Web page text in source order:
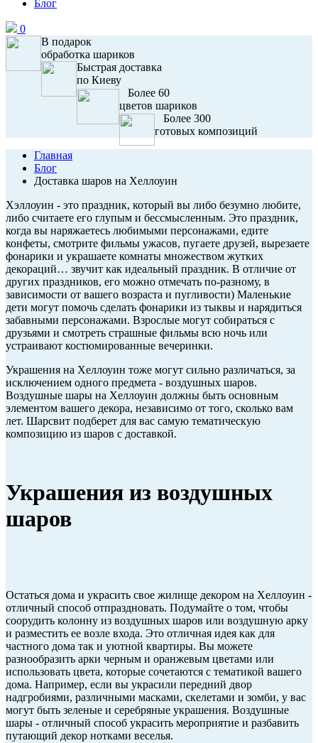
Блог
0
В подарок
обработка шариков
Быстрая доставка
по Киеву
Более 60
цветов шариков
Более 300
готовых композиций
Главная
Блог
Доставка шаров на Хеллоуин
Хэллоуин - это праздник, который вы либо безумно любите,
либо считаете его глупым и бессмысленным. Это праздник,
когда вы наряжаетесь любимыми персонажами, едите
конфеты, смотрите фильмы ужасов, пугаете друзей, вырезаете
фонарики и украшаете комнаты множеством жутких
декораций… звучит как идеальный праздник. В отличие от
других праздников, его можно отмечать по-разному, в
зависимости от вашего возраста и пугливости) Маленькие
дети могут помочь сделать фонарики из тыквы и нарядиться
забавными персонажами. Взрослые могут собираться с
друзьями и смотреть страшные фильмы всю ночь или
устраивают костюмированные вечеринки.
Украшения на Хеллоуин тоже могут сильно различаться, за
исключением одного предмета - воздушных шаров.
Воздушные шары на Хеллоуин должны быть основным
элементом вашего декора, независимо от того, сколько вам
лет. Шарсвит подберет для вас самую тематическую
композицию из шаров с доставкой.
Украшения из воздушных
шаров
Остаться дома и украсить свое жилище декором на Хеллоуин -
отличный способ отпраздновать. Подумайте о том, чтобы
соорудить колонну из воздушных шаров или воздушную арку
и разместить ее возле входа. Это отличная идея как для
частного дома так и уютной квартиры. Вы можете
разнообразить арки черным и оранжевым цветами или
использовать цвета, которые сочетаются с тематикой вашего
дома. Например, если вы украсили передний двор
надгробиями, различными масками, скелетами и зомби, у вас
могут быть зеленые и серебряные украшения. Воздушные
шары - отличный способ украсить мероприятие и разбавить
путающий декор нотками веселья.